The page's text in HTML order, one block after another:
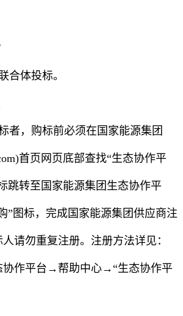
合体投标。
者，购标前必须在国家能源集团
首页网页底部查找“生态协作平
跳转至国家能源集团生态协作平
”图标，完成国家能源集团供应商注
请勿重复注册。注册方法详见：
协作平台→帮助中心→“生态协作平